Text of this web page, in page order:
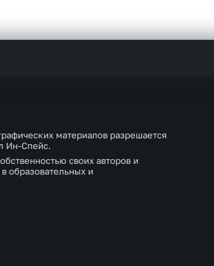
материалов разрешается
Ин-Спейс.
своих авторов и
образовательных и